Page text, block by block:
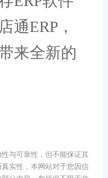
通ERP，
来全新的
与可靠性，但不能保证其
实性，本网站对于您因信